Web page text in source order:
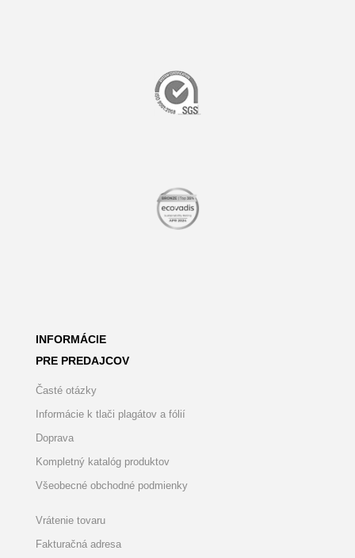
INFORMÁCIE
PRE PREDAJCOV
Časté otázky
Informácie k tlači plagátov a fólií
Doprava
Kompletný katalóg produktov
Všeobecné obchodné podmienky
Vrátenie tovaru
Fakturačná adresa